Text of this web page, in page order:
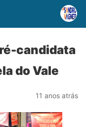
candidata
do Vale
11 anos atrás